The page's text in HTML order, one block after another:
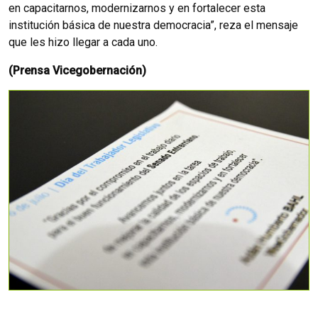
en capacitarnos, modernizarnos y en fortalecer esta
institución básica de nuestra democracia”, reza el mensaje
que les hizo llegar a cada uno.
(Prensa Vicegobernación)